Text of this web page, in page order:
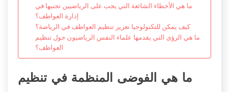
ما هي الأخطاء الشائعة التي يجب على الرياضيين تجنبها في
إدارة العواطف؟
كيف يمكن للتكنولوجيا تعزيز تنظيم العواطف في الرياضة؟
ما هي الرؤى التي يقدمها علماء النفس الرياضيون حول تنظيم
العواطف؟
ما هي الفوضى المنظمة في تنظيم